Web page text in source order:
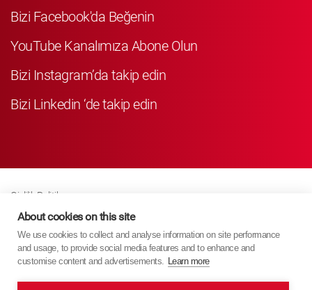
Bizi Facebook'da Beğenin
YouTube Kanalımıza Abone Olun
Bizi Instagram’da takip edin
Bizi Linkedin ‘de takip edin
Gizlilik Politikası
Business Partner Privacy
Çerez Poli̇ti̇kasi
Modern Slavery Act Policy
About cookies on this site
We use cookies to collect and analyse information on site performance
and usage, to provide social media features and to enhance and
customise content and advertisements. Learn more